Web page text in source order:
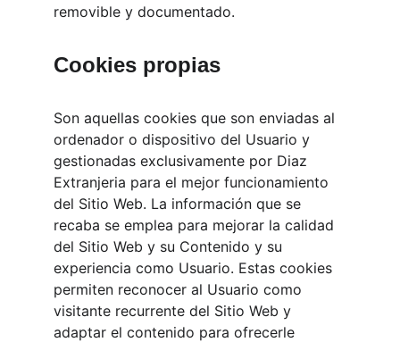
removible y documentado.
Cookies propias
Son aquellas cookies que son enviadas al
ordenador o dispositivo del Usuario y
gestionadas exclusivamente por Diaz
Extranjeria para el mejor funcionamiento
del Sitio Web. La información que se
recaba se emplea para mejorar la calidad
del Sitio Web y su Contenido y su
experiencia como Usuario. Estas cookies
permiten reconocer al Usuario como
visitante recurrente del Sitio Web y
adaptar el contenido para ofrecerle